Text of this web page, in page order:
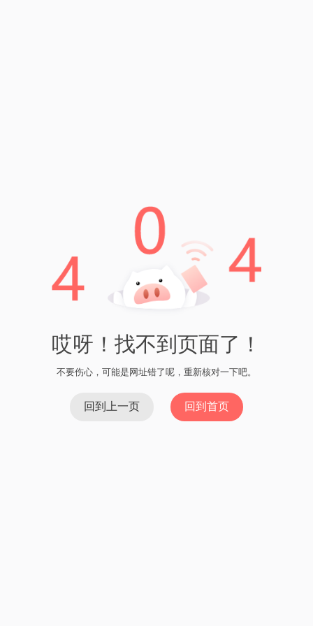
哎呀！找不到页面了！
不要伤心，可能是网址错了呢，重新核对一下吧。
回到上一页 回到首页